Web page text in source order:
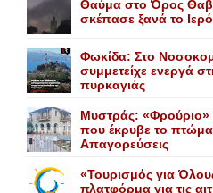
Θαύμα στο Όρος
σκέπασε ξανά το
Φωκίδα: Στο
συμμετείχε ενεργά
πυρκαγιάς
Mυστράς: «Φρούριο»
που έκρυβε το πτώμα
Aπαγορεύσεις
«Τουρισμός για
πλατφόρμα για τις